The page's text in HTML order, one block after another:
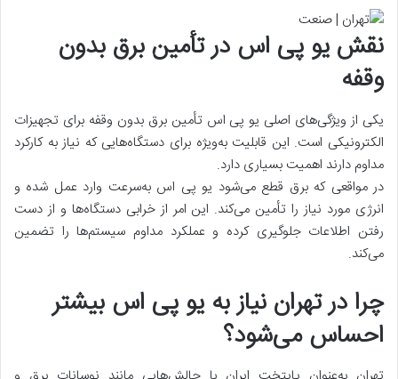
نقش یو پی اس در تأمین برق بدون
وقفه
یکی از ویژگی‌های اصلی یو پی اس تأمین برق بدون وقفه برای تجهیزات
الکترونیکی است. این قابلیت به‌ویژه برای دستگاه‌هایی که نیاز به کارکرد
مداوم دارند اهمیت بسیاری دارد.
در مواقعی که برق قطع می‌شود یو پی اس به‌سرعت وارد عمل شده و
انرژی مورد نیاز را تأمین می‌کند. این امر از خرابی دستگاه‌ها و از دست
رفتن اطلاعات جلوگیری کرده و عملکرد مداوم سیستم‌ها را تضمین
می‌کند.
چرا در تهران نیاز به یو پی اس بیشتر
احساس می‌شود؟